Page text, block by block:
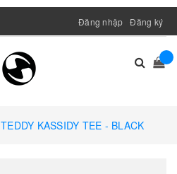
Đăng nhập Đăng ký
TEDDY KASSIDY TEE - BLACK